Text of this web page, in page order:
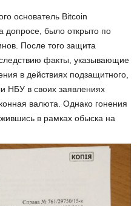
основатель Bitcoin
допросе, было открыто по
После того защита
факты, указывающие
в действиях подзащитного,
НБУ в своих заявлениях
валюта. Однако гонения
в рамках обыска на